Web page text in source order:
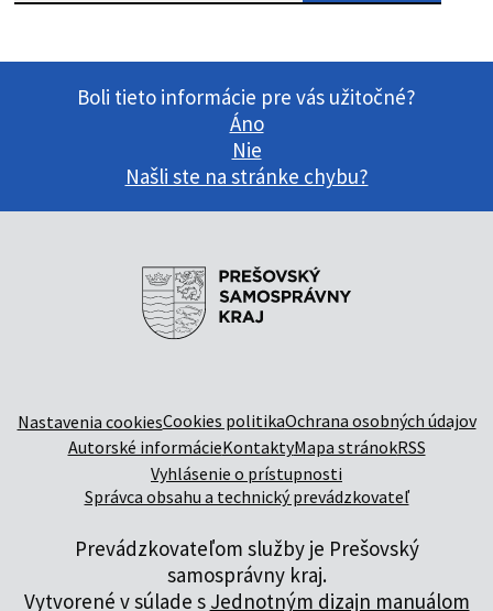
Boli tieto informácie pre vás užitočné?
Áno
Nie
Našli ste na stránke chybu?
Nastavenia cookiesCookies politikaOchrana osobných údajov
Autorské informácieKontaktyMapa stránokRSS
Vyhlásenie o prístupnosti
Správca obsahu a technický prevádzkovateľ
Prevádzkovateľom služby je Prešovský
samosprávny kraj.
Vytvorené v súlade s Jednotným dizajn manuálom